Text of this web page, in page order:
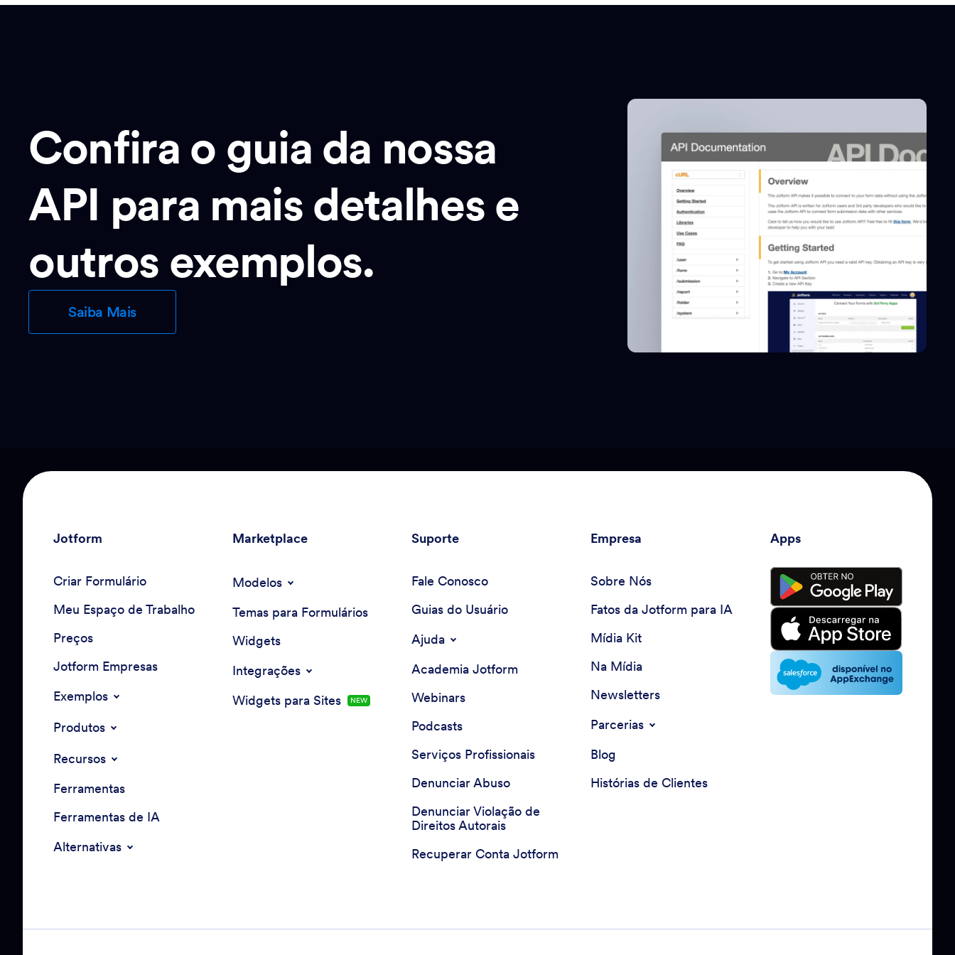
Confira o guia da nossa
API para mais detalhes e
outros exemplos.
Saiba Mais
Jotform
Criar Formulário
Meu Espaço de Trabalho
Preços
Jotform Empresas
Exemplos
Produtos
Recursos
Ferramentas
Ferramentas de IA
Alternativas
Marketplace
Modelos
Temas para Formulários
Widgets
Integrações
Widgets para Sites
NEW
Suporte
Fale Conosco
Guias do Usuário
Ajuda
Academia Jotform
Webinars
Podcasts
Serviços Profissionais
Denunciar Abuso
Denunciar Violação de
Direitos Autorais
Recuperar Conta Jotform
Empresa
Sobre Nós
Fatos da Jotform para IA
Mídia Kit
Na Mídia
Newsletters
Parcerias
Blog
Histórias de Clientes
Apps